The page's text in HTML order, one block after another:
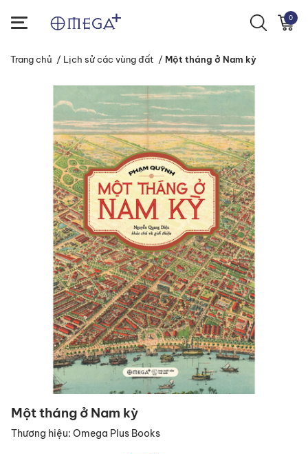
0
Trang chủ / Lịch sử các vùng đất / Một tháng ở Nam kỳ
Một tháng ở Nam kỳ
Thương hiệu: Omega Plus Books